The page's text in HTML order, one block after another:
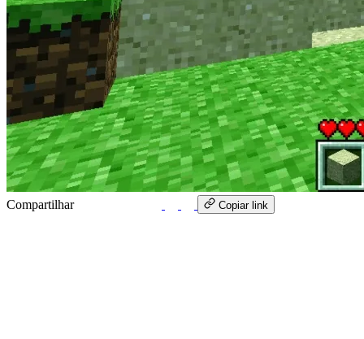
Compartilhar Copiar link